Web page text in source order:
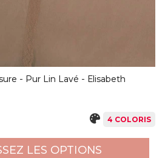
- Pur Lin Lavé - Elisabeth
4 COLORIS
LES OPTIONS